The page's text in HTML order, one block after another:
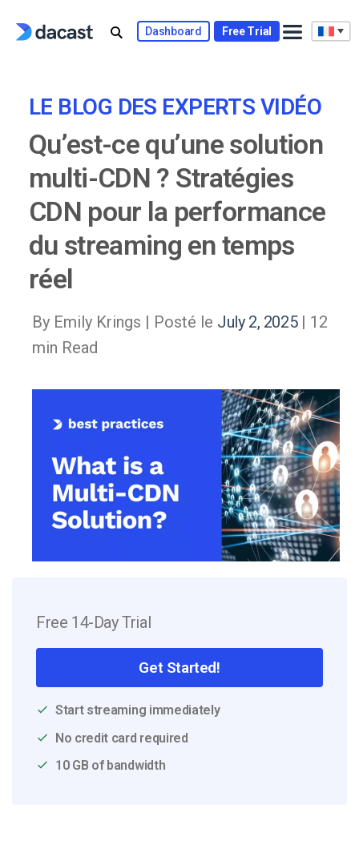
Dashboard Free Trial
LE BLOG DES EXPERTS VIDÉO
Qu’est-ce qu’une solution
multi-CDN ? Stratégies
CDN pour la performance
du streaming en temps
réel
By Emily Krings | Posté le July 2, 2025| 12
min Read
Free 14-Day Trial
Get Started!
Start streaming immediately
No credit card required
10 GB of bandwidth